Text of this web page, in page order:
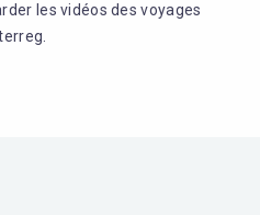
les vidéos des voyages